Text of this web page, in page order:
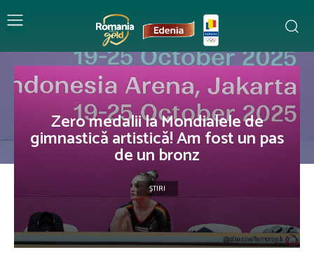
Zero medalii la Mondialele de
gimnastică artistică! Am fost un pas
de un bronz
ȘTIRI